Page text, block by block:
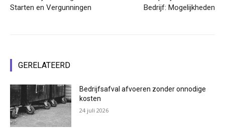
Starten en Vergunningen
Bedrijf: Mogelijkheden
GERELATEERD
Bedrijfsafval afvoeren zonder onnodige
kosten
24 juli 2026